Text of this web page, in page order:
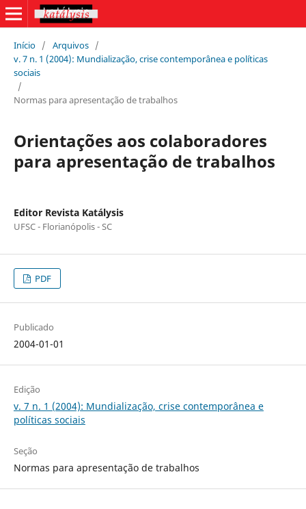
Início / Arquivos /
v. 7 n. 1 (2004): Mundialização, crise contemporânea e políticas
sociais
/
Normas para apresentação de trabalhos
Orientações aos colaboradores
para apresentação de trabalhos
Editor Revista Katálysis
UFSC - Florianópolis - SC
PDF
Publicado
2004-01-01
Edição
v. 7 n. 1 (2004): Mundialização, crise contemporânea e
políticas sociais
Seção
Normas para apresentação de trabalhos